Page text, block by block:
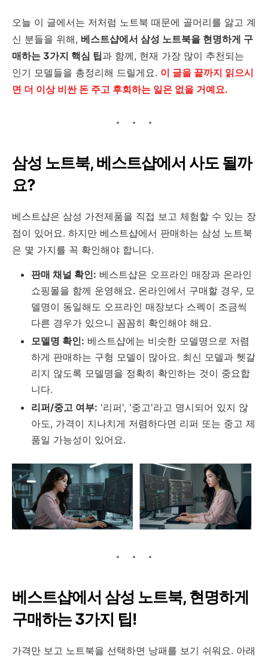
오늘 이 글에서는 저처럼 노트북 때문에 골머리를 앓고 계
신 분들을 위해, 베스트샵에서 삼성 노트북을 현명하게 구
매하는 3가지 핵심 팁과 함께, 현재 가장 많이 추천되는
인기 모델들을 총정리해 드릴게요. 이 글을 끝까지 읽으시
면 더 이상 비싼 돈 주고 후회하는 일은 없을 거예요.
삼성 노트북, 베스트샵에서 사도 될까
요?
베스트샵은 삼성 가전제품을 직접 보고 체험할 수 있는 장
점이 있어요. 하지만 베스트샵에서 판매하는 삼성 노트북
은 몇 가지를 꼭 확인해야 합니다.
판매 채널 확인: 베스트샵은 오프라인 매장과 온라인
쇼핑몰을 함께 운영해요. 온라인에서 구매할 경우, 모
델명이 동일해도 오프라인 매장보다 스펙이 조금씩
다른 경우가 있으니 꼼꼼히 확인해야 해요.
모델명 확인: 베스트샵에는 비슷한 모델명으로 저렴
하게 판매하는 구형 모델이 많아요. 최신 모델과 헷갈
리지 않도록 모델명을 정확히 확인하는 것이 중요합
니다.
리퍼/중고 여부: '리퍼', '중고'라고 명시되어 있지 않
아도, 가격이 지나치게 저렴하다면 리퍼 또는 중고 제
품일 가능성이 있어요.
베스트샵에서 삼성 노트북, 현명하게
구매하는 3가지 팁!
가격만 보고 노트북을 선택하면 낭패를 보기 쉬워요. 아래